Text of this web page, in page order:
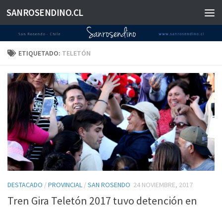
Saltar al contenido
SANROSENDINO.CL
ETIQUETADO: TELETÓN
DESTACADO /PROVINCIAL /SAN ROSENDO 24 NOVIEMBRE, 2017
Tren Gira Teletón 2017 tuvo detención en